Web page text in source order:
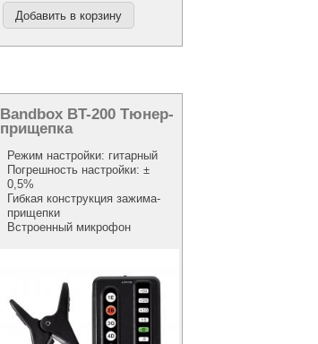
Bandbox BT-200 Тюнер-
прищепка
Режим настройки: гитарный
Погрешность настройки: ±
0,5%
Гибкая конструкция зажима-
прищепки
Встроенный микрофон